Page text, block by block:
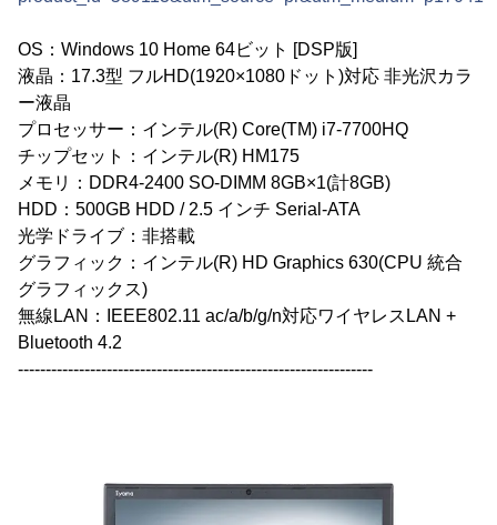
OS：Windows 10 Home 64ビット [DSP版]
液晶：17.3型 フルHD(1920×1080ドット)対応 非光沢カラ
ー液晶
プロセッサー：インテル(R) Core(TM) i7-7700HQ
チップセット：インテル(R) HM175
メモリ：DDR4-2400 SO-DIMM 8GB×1(計8GB)
HDD：500GB HDD / 2.5 インチ Serial-ATA
光学ドライブ：非搭載
グラフィック：インテル(R) HD Graphics 630(CPU 統合
グラフィックス)
無線LAN：IEEE802.11 ac/a/b/g/n対応ワイヤレスLAN +
Bluetooth 4.2
----------------------------------------------------------------